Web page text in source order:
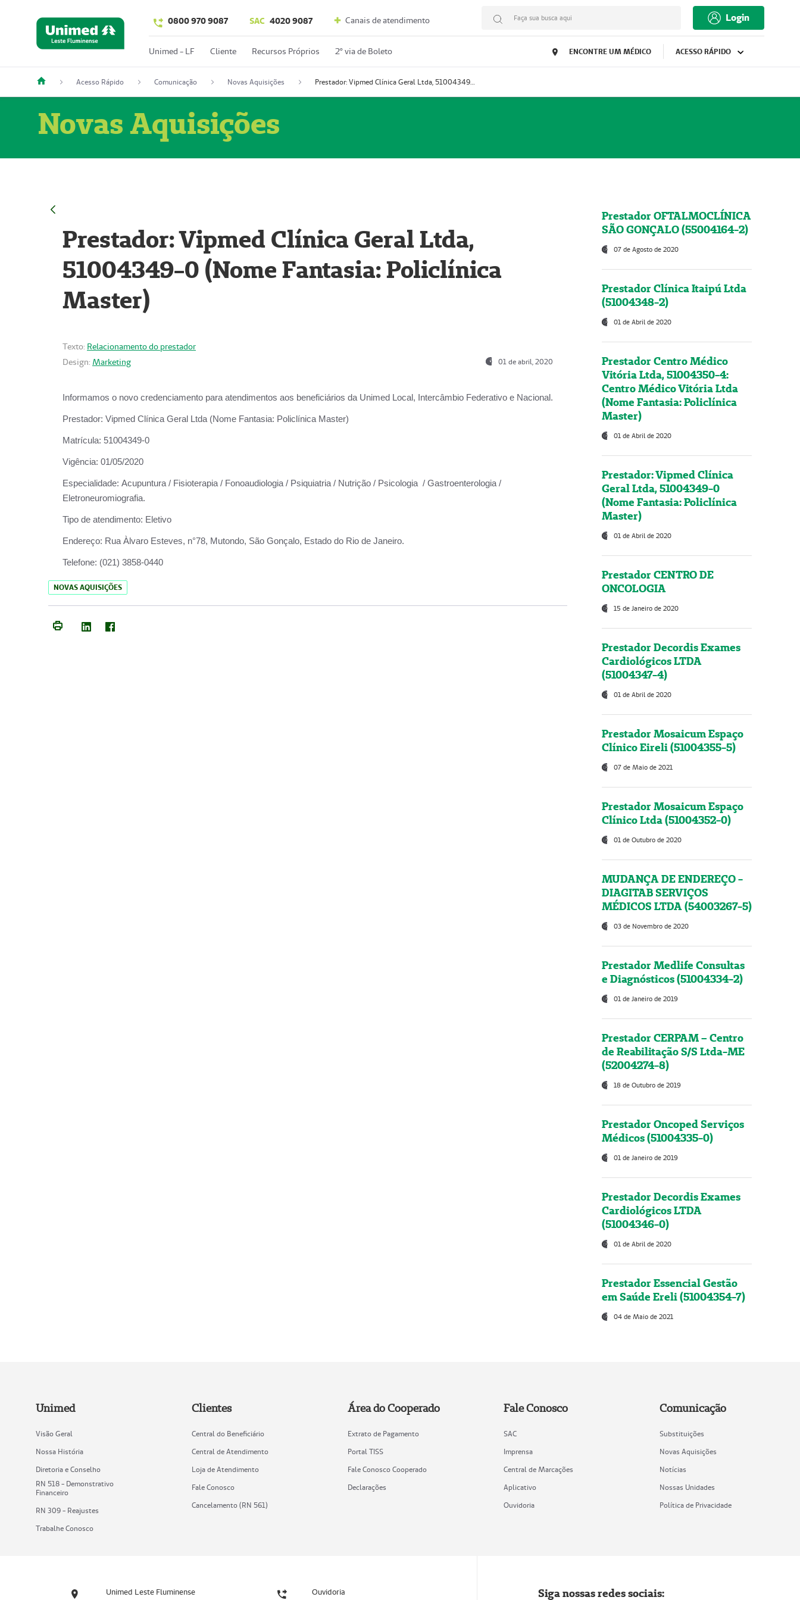
0800 970 9087 SAC 4020 9087 Canais de atendimento Faça sua busca aqui Login
Unimed - LF Cliente Recursos Próprios 2º via de Boleto ENCONTRE UM MÉDICO ACESSO RÁPIDO
Acesso Rápido Comunicação Novas Aquisições Prestador: Vipmed Clínica Geral Ltda, 51004349-0 (Nome Fantasia: Policlínica Master)
Novas Aquisições
Prestador: Vipmed Clínica Geral Ltda,
51004349-0 (Nome Fantasia: Policlínica
Master)
Texto: Relacionamento do prestador
Design: Marketing 01 de abril, 2020
Informamos o novo credenciamento para atendimentos aos beneficiários da Unimed Local, Intercâmbio Federativo e Nacional.
Prestador: Vipmed Clínica Geral Ltda (Nome Fantasia: Policlínica Master)
Matrícula: 51004349-0
Vigência: 01/05/2020
Especialidade: Acupuntura / Fisioterapia / Fonoaudiologia / Psiquiatria / Nutrição / Psicologia / Gastroenterologia /
Eletroneuromiografia.
Tipo de atendimento: Eletivo
Endereço: Rua Àlvaro Esteves, n°78, Mutondo, São Gonçalo, Estado do Rio de Janeiro.
Telefone: (021) 3858-0440
NOVAS AQUISIÇÕES
Prestador OFTALMOCLÍNICA
SÃO GONÇALO (55004164-2)
07 de Agosto de 2020
Prestador Clínica Itaipú Ltda
(51004348-2)
01 de Abril de 2020
Prestador Centro Médico
Vitória Ltda, 51004350-4:
Centro Médico Vitória Ltda
(Nome Fantasia: Policlínica
Master)
01 de Abril de 2020
Prestador: Vipmed Clínica
Geral Ltda, 51004349-0
(Nome Fantasia: Policlínica
Master)
01 de Abril de 2020
Prestador CENTRO DE
ONCOLOGIA
15 de Janeiro de 2020
Prestador Decordis Exames
Cardiológicos LTDA
(51004347-4)
01 de Abril de 2020
Prestador Mosaicum Espaço
Clínico Eireli (51004355-5)
07 de Maio de 2021
Prestador Mosaicum Espaço
Clínico Ltda (51004352-0)
01 de Outubro de 2020
MUDANÇA DE ENDEREÇO -
DIAGITAB SERVIÇOS
MÉDICOS LTDA (54003267-5)
03 de Novembro de 2020
Prestador Medlife Consultas
e Diagnósticos (51004334-2)
01 de Janeiro de 2019
Prestador CERPAM – Centro
de Reabilitação S/S Ltda-ME
(52004274-8)
18 de Outubro de 2019
Prestador Oncoped Serviços
Médicos (51004335-0)
01 de Janeiro de 2019
Prestador Decordis Exames
Cardiológicos LTDA
(51004346-0)
01 de Abril de 2020
Prestador Essencial Gestão
em Saúde Ereli (51004354-7)
04 de Maio de 2021
Unimed
Visão Geral
Nossa História
Diretoria e Conselho
RN 518 - Demonstrativo
Financeiro
RN 309 - Reajustes
Trabalhe Conosco
Clientes
Central do Beneficiário
Central de Atendimento
Loja de Atendimento
Fale Conosco
Cancelamento (RN 561)
Área do Cooperado
Extrato de Pagamento
Portal TISS
Fale Conosco Cooperado
Declarações
Fale Conosco
SAC
Imprensa
Central de Marcações
Aplicativo
Ouvidoria
Comunicação
Substituições
Novas Aquisições
Notícias
Nossas Unidades
Política de Privacidade
Unimed Leste Fluminense Ouvidoria Siga nossas redes sociais: